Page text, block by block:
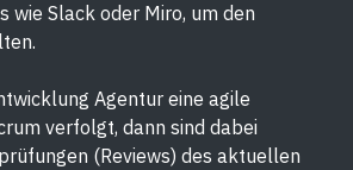
wie Slack oder Miro, um den
Agentur eine agile
verfolgt, dann sind dabei
(Reviews) des aktuellen